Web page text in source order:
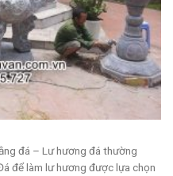
đá – Lư hương đá thường
để làm lư hương được lựa chọn